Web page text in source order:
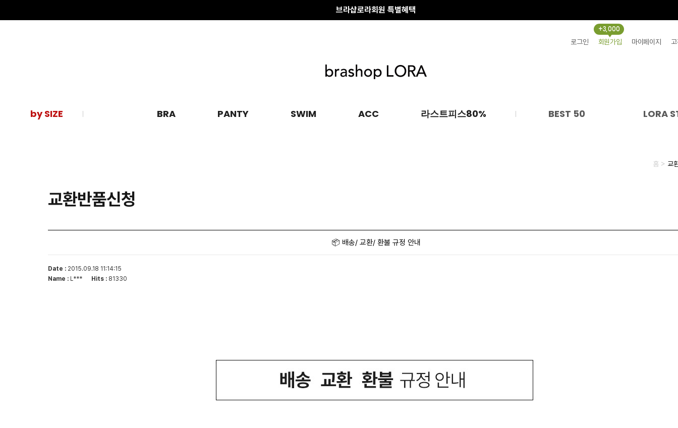
브라샵로라회원 특별혜택
로그인 회원가입
+3,000
마이페이지
by SIZE BRA PANTY SWIM ACC 라스트피스80% BEST 50 LORA
홈 > 교
교환반품신청
📦 배송/ 교환/ 환불 규정 안내
Date : 2015.09.18 11:14:15
Name : L*** Hits : 81330